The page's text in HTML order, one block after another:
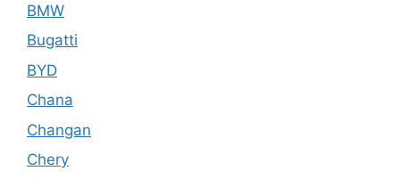
BMW
Bugatti
BYD
Chana
Changan
Chery